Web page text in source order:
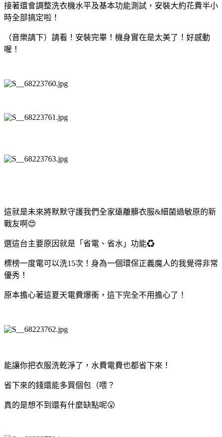
接著還會調整洗衣機水平及基本功能測試，安裝大約花費半小
時全部搞定啦！
（音樂請下）請看！安裝完畢！機身實在是太美了！好感動
喔！
這就是未來將默默守護我們全家遠離髒衣服&細菌過敏原的新
戰友啊😍
選這台主要原因就是「省電、省水」功能♻
標榜一度電可以洗15次！身為一個環保正義魔人的我覺得非常
優秀！
原本擔心著這夏天電費爆衝，這下完全不用擔心了！
能讓你把衣服洗乾淨了，水費電費也都省下來！
省下來的錢還能多買個包（喂？
真的是想不到還有什麼缺點呢😮